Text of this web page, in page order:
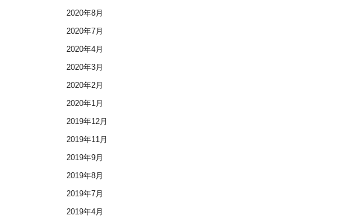
2020年8月
2020年7月
2020年4月
2020年3月
2020年2月
2020年1月
2019年12月
2019年11月
2019年9月
2019年8月
2019年7月
2019年4月